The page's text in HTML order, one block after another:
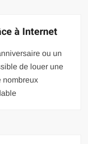
à Internet
ou un
de louer une
nombreux